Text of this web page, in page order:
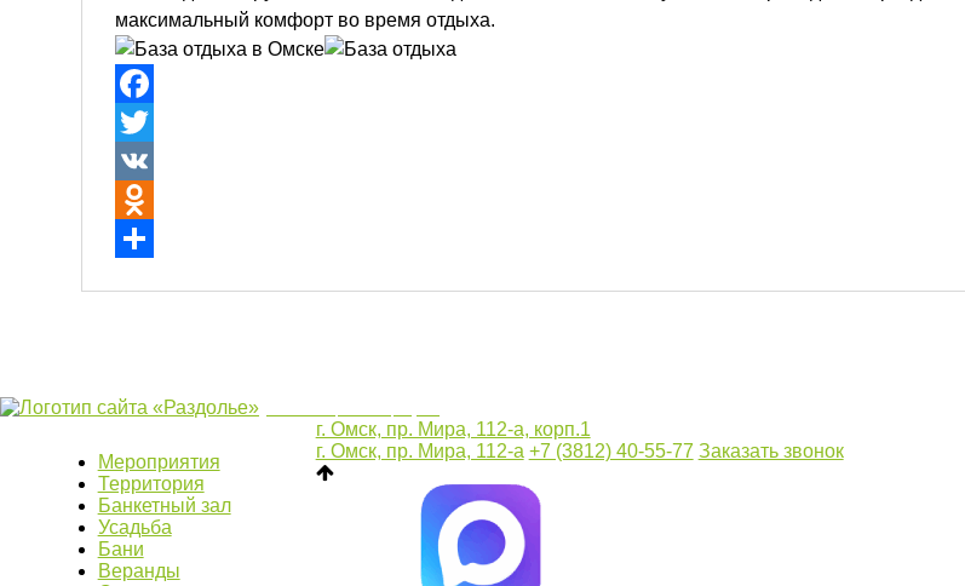
максимальный комфорт во время отдыха.
Facebook
Twitter
VK
Odnoklassniki
Мероприятия
Территория
Банкетный зал
Усадьба
Бани
Веранды
г. Омск, пр. Мира, 112-а, корп.1
г. Омск, пр. Мира, 112-а +7 (3812) 40-55-77 Заказать звонок